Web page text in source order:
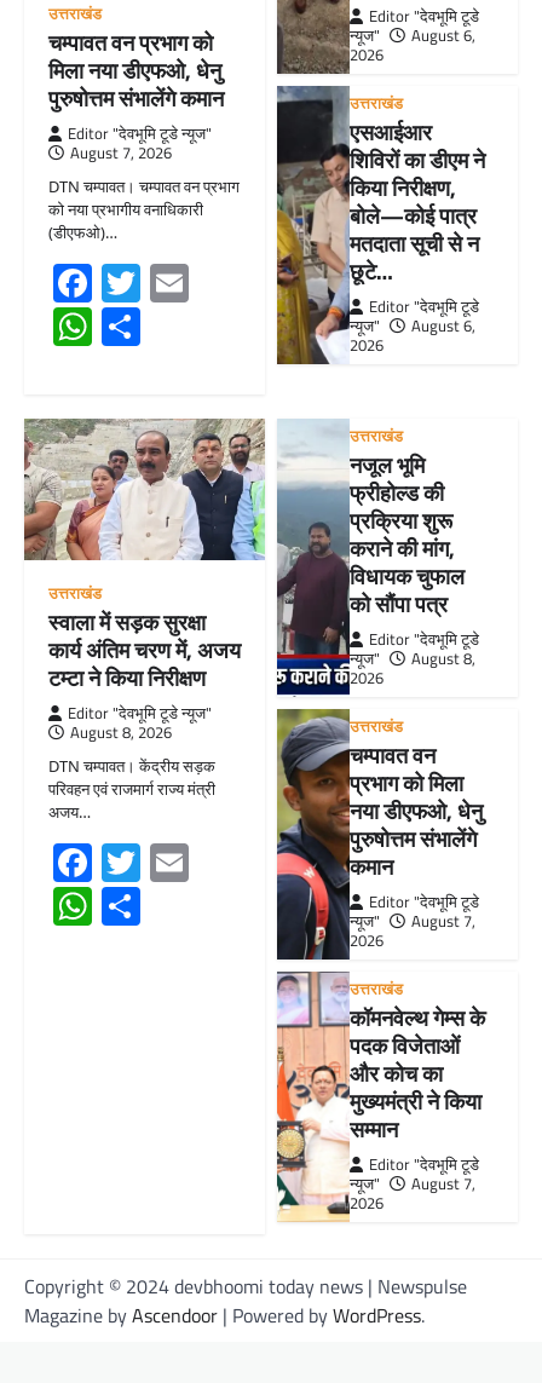
उत्तराखंड
चम्पावत वन प्रभाग को
मिला नया डीएफओ, धेनु
पुरुषोत्तम संभालेंगे कमान
Editor "देवभूमि टूडे न्यूज"
August 7, 2026
DTN चम्पावत। चम्पावत वन प्रभाग
को नया प्रभागीय वनाधिकारी
(डीएफओ)…
Facebook
TwitterEmail
WhatsApp
Editor "देवभूमि टूडे
न्यूज"
August 6,
2026
उत्तराखंड
एसआईआर
शिविरों का डीएम ने
किया निरीक्षण,
बोले—कोई पात्र
मतदाता सूची से न
छूटे…
Editor "देवभूमि टूडे
न्यूज"
August 6,
2026
उत्तराखंड
स्वाला में सड़क सुरक्षा
कार्य अंतिम चरण में, अजय
टम्टा ने किया निरीक्षण
Editor "देवभूमि टूडे न्यूज"
August 8, 2026
DTN चम्पावत। केंद्रीय सड़क
परिवहन एवं राजमार्ग राज्य मंत्री
अजय…
Facebook
TwitterEmail
WhatsApp
उत्तराखंड
नजूल भूमि
फ्रीहोल्ड की
प्रक्रिया शुरू
कराने की मांग,
विधायक चुफाल
को सौंपा पत्र
Editor "देवभूमि टूडे
न्यूज"
August 8,
2026
उत्तराखंड
चम्पावत वन
प्रभाग को मिला
नया डीएफओ, धेनु
पुरुषोत्तम संभालेंगे
कमान
Editor "देवभूमि टूडे
न्यूज"
August 7,
2026
उत्तराखंड
कॉमनवेल्थ गेम्स के
पदक विजेताओं
और कोच का
मुख्यमंत्री ने किया
सम्मान
Editor "देवभूमि टूडे
न्यूज"
August 7,
2026
Copyright © 2024 devbhoomi today news | Newspulse
Magazine byAscendoor | Powered byWordPress.